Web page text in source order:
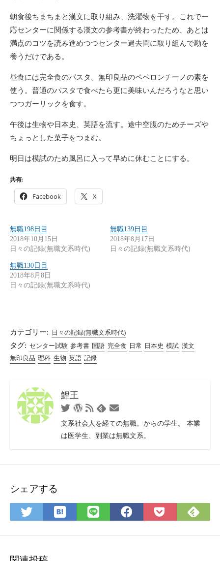
朝食後ちまちまと漢文に取り組み、洗濯物を干す。これで一
応センターに関係する漢文の参考書が終わったため、あとは
満点のコツを読み進めつつセンター過去問に取り組んで勘を
養うだけである。
昼食には完全食のパスタ。無印良品のペペロンチーノの素を
使う。普通のパスタで食べたら更に美味いんだろうなと思い
つつガーリックを食す。
午後は生物や日本史、英語を流す。途中空腹のためチーズや
ちょっとした菓子をつまむ。
明日は模試のため風呂に入って早めに休むことにする。
共有:
Facebook X
無職198日目
2018年10月15日
日々の記録(無職文系時代)
無職139日目
2018年8月17日
日々の記録(無職文系時代)
無職130日目
2018年8月8日
日々の記録(無職文系時代)
カテゴリー: 日々の記録(無職文系時代)
タグ: センター試験 参考書 国語 完全食 日常 日本史 模試 漢文
無印良品 理科 生物 英語 記録
鯉王
TwitterWordPress
RSS
フ
ー
Feedlyお
合
ム
文系社会人を経ての無職。からの学生。 本業
は医学生、副業は無職文系。
シェアする
Twitter
で
ア
は
て
LINE
で
Facebook
で
Pocket
に
で